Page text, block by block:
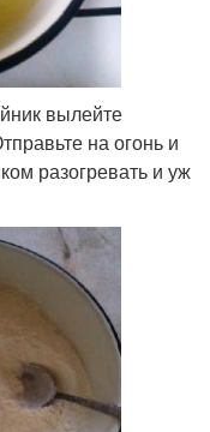
вылейте
на огонь и
разогревать и уж